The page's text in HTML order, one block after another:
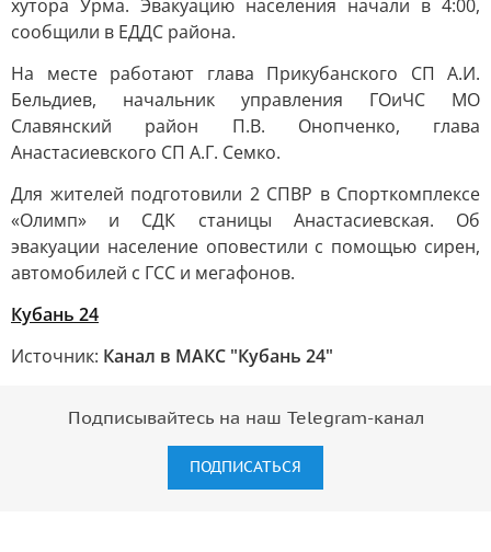
хутора Урма. Эвакуацию населения начали в 4:00,
сообщили в ЕДДС района.
На месте работают глава Прикубанского СП А.И.
Бельдиев, начальник управления ГОиЧС МО
Славянский район П.В. Онопченко, глава
Анастасиевского СП А.Г. Семко.
Для жителей подготовили 2 СПВР в Спорткомплексе
«Олимп» и СДК станицы Анастасиевская. Об
эвакуации население оповестили с помощью сирен,
автомобилей с ГСС и мегафонов.
Кубань 24
Источник: Канал в МАКС "Кубань 24"
Подписывайтесь на наш Telegram-канал
ПОДПИСАТЬСЯ